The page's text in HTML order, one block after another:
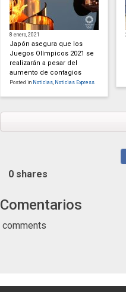
8 enero, 2021
Japón asegura que los
Juegos Olímpicos 2021 se
realizarán a pesar del
aumento de contagios
Posted in Noticias Noticias Express
0 shares
Comentarios
comments